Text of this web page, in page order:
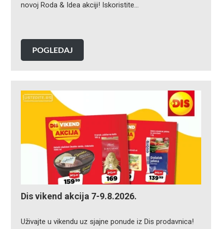
novoj Roda & Idea akciji! Iskoristite…
POGLEDAJ
Dis vikend akcija 7-9.8.2026.
Uživajte u vikendu uz sjajne ponude iz Dis prodavnica!